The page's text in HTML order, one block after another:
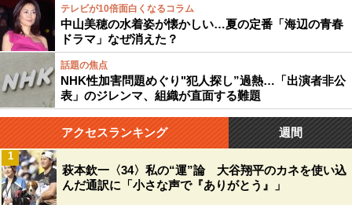
テレビが10倍面白くなるコラム
中山美穂の水着姿が懐かしい…夏の定番「海辺の青春
ドラマ」なぜ消えた？
話題の焦点
NHK性加害問題めぐり"犯人探し”過熱…「出演者非公
表」のジレンマ、組織が直面する難題
アクセスランキング 週間
萩本欽一〈34〉私の“運”論 大谷翔平のカネを使い込
んだ通訳に「小さな声で『ありがとう』」
1